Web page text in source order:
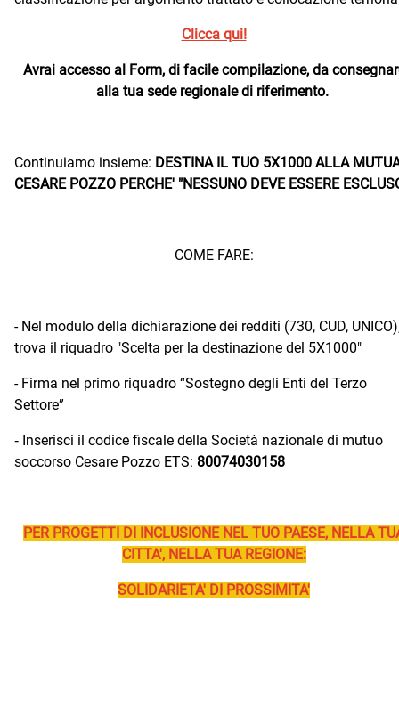
Clicca qui!
Avrai accesso al Form, di facile compilazione, da
alla tua sede regionale di riferimento.
Continuiamo insieme: DESTINA IL TUO 5X1000 ALLA
CESARE POZZO PERCHE' "NESSUNO DEVE ESSERE
COME FARE:
- Nel modulo della dichiarazione dei redditi (730, CUD,
trova il riquadro "Scelta per la destinazione del 5X1000"
- Firma nel primo riquadro “Sostegno degli Enti del Terzo
Settore”
⁠- Inserisci il codice fiscale della Società nazionale di mutuo
soccorso Cesare Pozzo ETS: 80074030158
PER PROGETTI DI INCLUSIONE NEL TUO PAESE, NELLA
CITTA', NELLA TUA REGIONE:
SOLIDARIETA' DI PROSSIMITA'